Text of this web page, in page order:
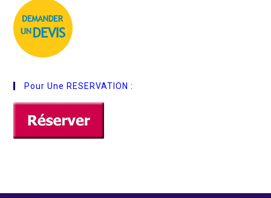
Pour Une RESERVATION :